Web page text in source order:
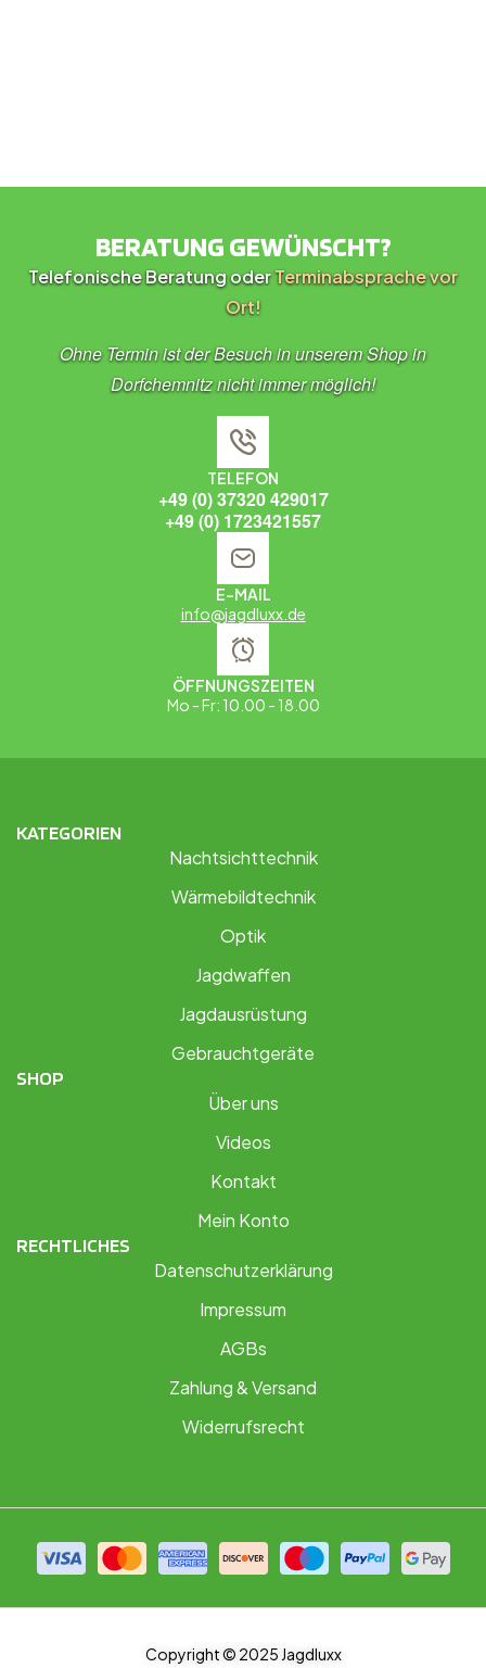
BERATUNG GEWÜNSCHT?
Telefonische Beratung oderTerminabsprache vor
Ort!
Ohne Termin ist der Besuch in unserem Shop in
Dorfchemnitz nicht immer möglich!
TELEFON
+49 (0) 37320 429017
+49 (0) 1723421557
E-MAIL
info@jagdluxx.de
ÖFFNUNGSZEITEN
Mo - Fr: 10.00 - 18.00
KATEGORIEN
Nachtsichttechnik
Wärmebildtechnik
Optik
Jagdwaffen
Jagdausrüstung
Gebrauchtgeräte
SHOP
Über uns
Videos
Kontakt
Mein Konto
RECHTLICHES
Datenschutzerklärung
Impressum
AGBs
Zahlung & Versand
Widerrufsrecht
Copyright © 2025 Jagdluxx